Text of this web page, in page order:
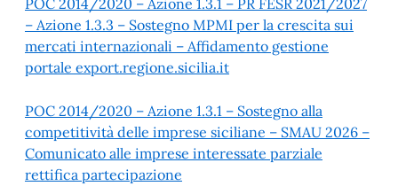
POC 2014/2020 – Azione 1.3.1 – PR FESR 2021/2027
– Azione 1.3.3 – Sostegno MPMI per la crescita sui
mercati internazionali – Affidamento gestione
portale export.regione.sicilia.it
POC 2014/2020 – Azione 1.3.1 – Sostegno alla
competitività delle imprese siciliane – SMAU 2026 –
Comunicato alle imprese interessate parziale
rettifica partecipazione